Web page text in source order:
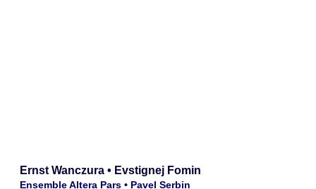
Ernst Wanczura • Evstignej Fomin
Ensemble Altera Pars • Pavel Serbin